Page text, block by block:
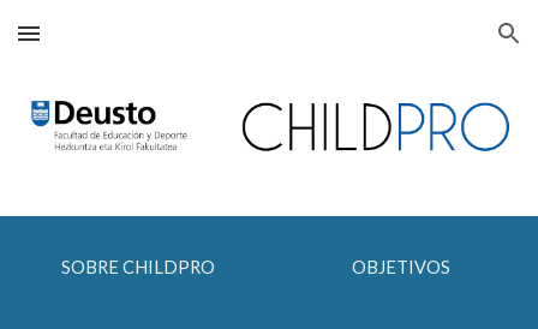
Skip to main content Skip to navigation
SOBRE CHILDPRO OBJETIVOS